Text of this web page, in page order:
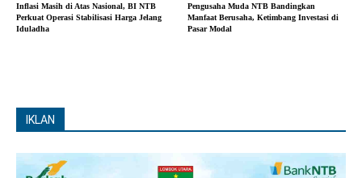
Inflasi Masih di Atas Nasional, BI NTB
Perkuat Operasi Stabilisasi Harga Jelang
Iduladha
Pengusaha Muda NTB Bandingkan
Manfaat Berusaha, Ketimbang Investasi di
Pasar Modal
IKLAN